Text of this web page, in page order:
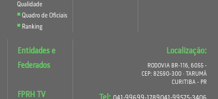
Qualidade
Quadro de Oficiais
Ranking
Entidades e
Federados
FPRH TV
Localização:
RODOVIA BR-116, 6055 -
CEP: 82590-300 · TARUMÃ
CURITIBA - PR